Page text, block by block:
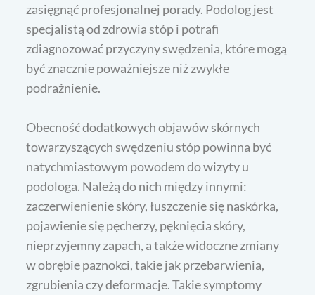
zasięgnąć profesjonalnej porady. Podolog jest
specjalistą od zdrowia stóp i potrafi
zdiagnozować przyczyny swędzenia, które mogą
być znacznie poważniejsze niż zwykłe
podrażnienie.
Obecność dodatkowych objawów skórnych
towarzyszących swędzeniu stóp powinna być
natychmiastowym powodem do wizyty u
podologa. Należą do nich między innymi:
zaczerwienienie skóry, łuszczenie się naskórka,
pojawienie się pęcherzy, pęknięcia skóry,
nieprzyjemny zapach, a także widoczne zmiany
w obrębie paznokci, takie jak przebarwienia,
zgrubienia czy deformacje. Takie symptomy